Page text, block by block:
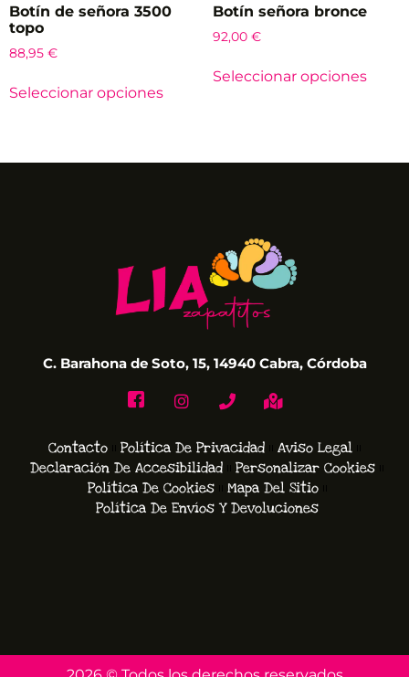
Botín de señora 3500
topo
88,95 €
Seleccionar opciones
Botín señora bronce
92,00 €
Seleccionar opciones
C. Barahona de Soto, 15, 14940 Cabra, Córdoba
Contacto Política De Privacidad
Aviso Legal
Declaración De Accesibilidad
Personalizar Cookies
Política De Cookies
Mapa Del Sitio
Política De Envíos Y Devoluciones